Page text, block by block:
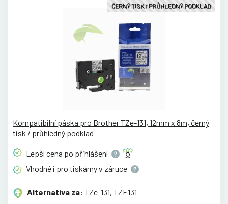
ČERNÝ TISK / PRŮHLEDNÝ PODKLAD
Kompatibilní páska pro Brother TZe-131, 12mm x 8m, černý
tisk / průhledný podklad
Lepší cena po přihlášení
Vhodné i pro tiskárny v záruce
Alternativa za: TZe-131, TZE131